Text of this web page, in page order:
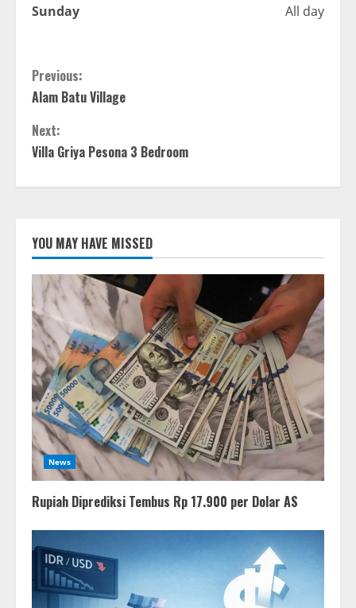
Sunday All day
Previous:
Alam Batu Village
Next:
Villa Griya Pesona 3 Bedroom
YOU MAY HAVE MISSED
News
Rupiah Diprediksi Tembus Rp 17.900 per Dolar AS